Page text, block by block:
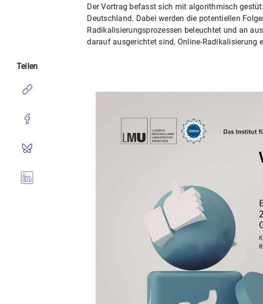
Der Vortrag befasst sich mit algorithmisch
Deutschland. Dabei werden die potentiellen
Radikalisierungsprozessen beleuchtet und an
darauf ausgerichtet sind, Online-Radikalisierung
Teilen